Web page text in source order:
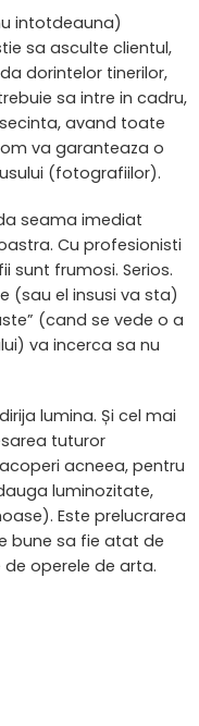
intotdeauna)
sa asculte clientul,
dorintelor tinerilor,
sa intre in cadru,
avand toate
va garanteaza o
(fotografiilor).
seama imediat
Cu profesionisti
sunt frumosi. Serios.
(sau el insusi va sta)
(cand se vede o a
va incerca sa nu
lumina. Și cel mai
tuturor
acneea, pentru
luminozitate,
Este prelucrarea
bune sa fie atat de
operele de arta.